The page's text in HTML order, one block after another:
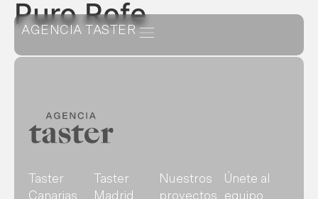
AGENCIA TASTER
Puro Rofe
Taster
Canarias
Taster
Madrid
Nuestros
proyectos
Únete al
equipo